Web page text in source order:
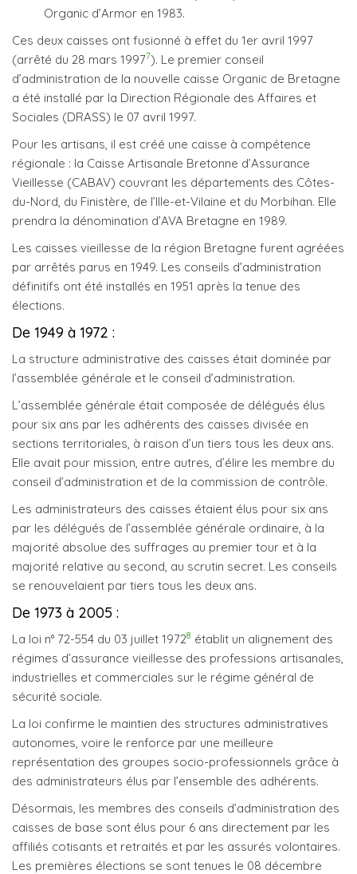
Organic d’Armor en 1983.
Ces deux caisses ont fusionné à effet du 1er avril 1997
(arrêté du 28 mars 19977). Le premier conseil
d’administration de la nouvelle caisse Organic de Bretagne
a été installé par la Direction Régionale des Affaires et
Sociales (DRASS) le 07 avril 1997.
Pour les artisans, il est créé une caisse à compétence
régionale : la Caisse Artisanale Bretonne d’Assurance
Vieillesse (CABAV) couvrant les départements des Côtes-
du-Nord, du Finistère, de l’Ille-et-Vilaine et du Morbihan. Elle
prendra la dénomination d’AVA Bretagne en 1989.
Les caisses vieillesse de la région Bretagne furent agréées
par arrêtés parus en 1949. Les conseils d’administration
définitifs ont été installés en 1951 après la tenue des
élections.
De 1949 à 1972 :
La structure administrative des caisses était dominée par
l’assemblée générale et le conseil d’administration.
L’assemblée générale était composée de délégués élus
pour six ans par les adhérents des caisses divisée en
sections territoriales, à raison d’un tiers tous les deux ans.
Elle avait pour mission, entre autres, d’élire les membre du
conseil d’administration et de la commission de contrôle.
Les administrateurs des caisses étaient élus pour six ans
par les délégués de l’assemblée générale ordinaire, à la
majorité absolue des suffrages au premier tour et à la
majorité relative au second, au scrutin secret. Les conseils
se renouvelaient par tiers tous les deux ans.
De 1973 à 2005 :
La loi n° 72-554 du 03 juillet 19728 établit un alignement des
régimes d’assurance vieillesse des professions artisanales,
industrielles et commerciales sur le régime général de
sécurité sociale.
La loi confirme le maintien des structures administratives
autonomes, voire le renforce par une meilleure
représentation des groupes socio-professionnels grâce à
des administrateurs élus par l’ensemble des adhérents.
Désormais, les membres des conseils d’administration des
caisses de base sont élus pour 6 ans directement par les
affiliés cotisants et retraités et par les assurés volontaires.
Les premières élections se sont tenues le 08 décembre